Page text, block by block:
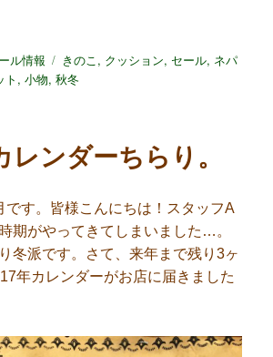
ル情報
タ
グ
きのこ, クッション, セール, ネパ
ト ,小物,秋冬
ンダーちらり。
です。皆様こんにちは！スタッフA
期がやってきてしまいました…。
冬派です。さて、来年まで残り3ヶ
年カレンダーがお店に届きました